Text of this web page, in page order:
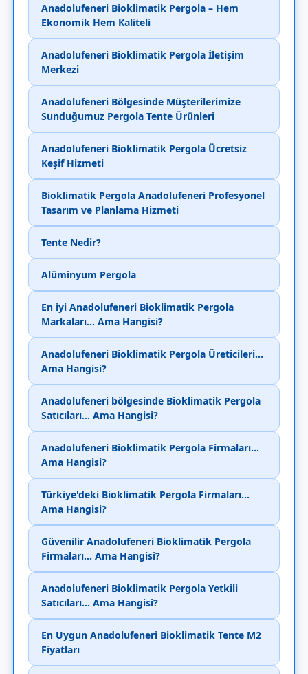
Anadolufeneri Bioklimatik Pergola – Hem
Ekonomik Hem Kaliteli
Anadolufeneri Bioklimatik Pergola İletişim
Merkezi
Anadolufeneri Bölgesinde Müşterilerimize
Sunduğumuz Pergola Tente Ürünleri
Anadolufeneri Bioklimatik Pergola Ücretsiz
Keşif Hizmeti
Bioklimatik Pergola Anadolufeneri Profesyonel
Tasarım ve Planlama Hizmeti
Tente Nedir?
Alüminyum Pergola
En iyi Anadolufeneri Bioklimatik Pergola
Markaları... Ama Hangisi?
Anadolufeneri Bioklimatik Pergola Üreticileri...
Ama Hangisi?
Anadolufeneri bölgesinde Bioklimatik Pergola
Satıcıları... Ama Hangisi?
Anadolufeneri Bioklimatik Pergola Firmaları...
Ama Hangisi?
Türkiye'deki Bioklimatik Pergola Firmaları...
Ama Hangisi?
Güvenilir Anadolufeneri Bioklimatik Pergola
Firmaları... Ama Hangisi?
Anadolufeneri Bioklimatik Pergola Yetkili
Satıcıları... Ama Hangisi?
En Uygun Anadolufeneri Bioklimatik Tente M2
Fiyatları